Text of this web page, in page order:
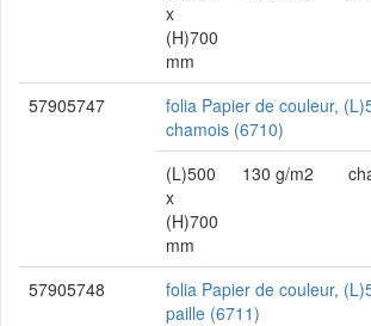
x
(H)700
mm
57905747
folia Papier de couleur,
chamois (6710)
(L)500
x
(H)700
mm
130 g/m2
57905748
folia Papier de couleur,
paille (6711)